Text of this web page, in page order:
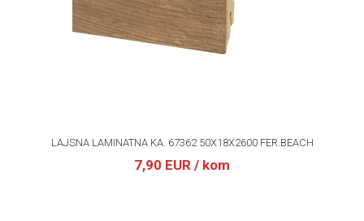
LAJSNA LAMINATNA KA. 67362 50X18X2600 FER.BEACH
7,90 EUR / kom